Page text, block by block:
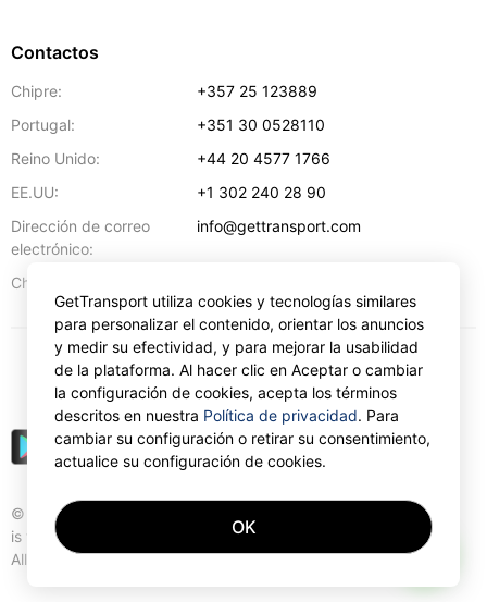
Contactos
Chipre:
+357 25 123889
Portugal:
+351 30 0528110
Reino Unido:
+44 20 4577 1766
EE.UU:
+1 302 240 28 90
Dirección de correo
electrónico:
info@gettransport.com
Chipre:
© Gettransport International Limited. GetTransport®
is trademark of Gettransport International Limited.
All rights reserved.
EUR
GetTransport utiliza cookies y tecnologías similares
para personalizar el contenido, orientar los anuncios
y medir su efectividad, y para mejorar la usabilidad
de la plataforma. Al hacer clic en Aceptar o cambiar
la configuración de cookies, acepta los términos
descritos en nuestra Política de privacidad. Para
cambiar su configuración o retirar su consentimiento,
actualice su configuración de cookies.
OK
AI